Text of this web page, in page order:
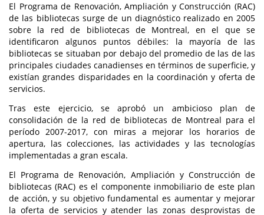
El Programa de Renovación, Ampliación y Construcción (RAC)
de las bibliotecas surge de un diagnóstico realizado en 2005
sobre la red de bibliotecas de Montreal, en el que se
identificaron algunos puntos débiles: la mayoría de las
bibliotecas se situaban por debajo del promedio de las de las
principales ciudades canadienses en términos de superficie, y
existían grandes disparidades en la coordinación y oferta de
servicios.
Tras este ejercicio, se aprobó un ambicioso plan de
consolidación de la red de bibliotecas de Montreal para el
período 2007-2017, con miras a mejorar los horarios de
apertura, las colecciones, las actividades y las tecnologías
implementadas a gran escala.
El Programa de Renovación, Ampliación y Construcción de
bibliotecas (RAC) es el componente inmobiliario de este plan
de acción, y su objetivo fundamental es aumentar y mejorar
la oferta de servicios y atender las zonas desprovistas de